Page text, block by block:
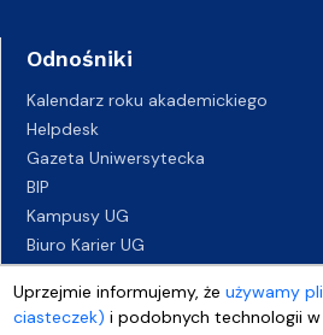
Uprzejmie informujemy, żeużywamy
ciasteczek) i podobnych technologii
Odnośniki
Kalendarz roku akademickiego
Helpdesk
Gazeta Uniwersytecka
BIP
Kampusy UG
Biuro Karier UG
Oferty pracy
Deklaracja dostępności